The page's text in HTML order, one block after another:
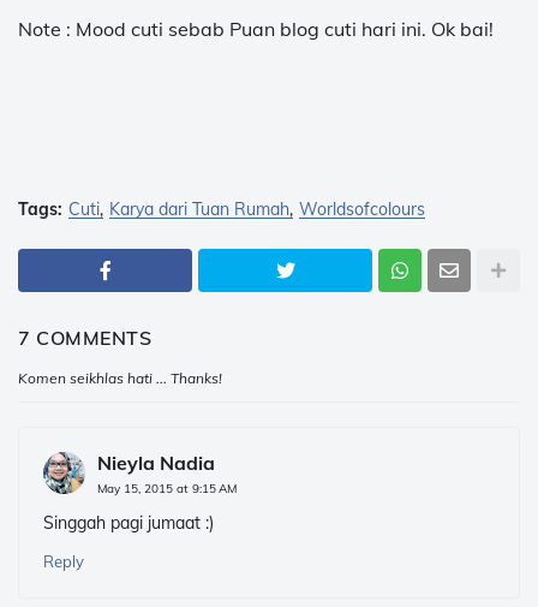
Note : Mood cuti sebab Puan blog cuti hari ini. Ok bai!
Tags: Cuti Karya dari Tuan Rumah Worldsofcolours
7 COMMENTS
Komen seikhlas hati ... Thanks!
Nieyla Nadia
May 15, 2015 at 9:15 AM
Singgah pagi jumaat :)
Reply